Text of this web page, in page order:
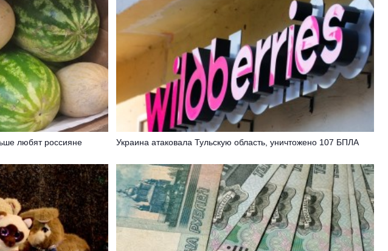
любят россияне Украина атаковала Тульскую область, уничтожено 107 БПЛА